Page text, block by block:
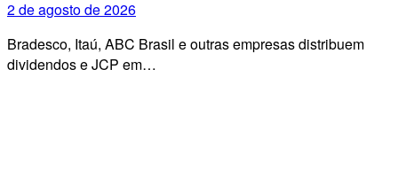
2 de agosto de 2026
Bradesco, Itaú, ABC Brasil e outras empresas distribuem
dividendos e JCP em…